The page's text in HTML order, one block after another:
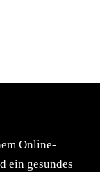
Online-
ein gesundes